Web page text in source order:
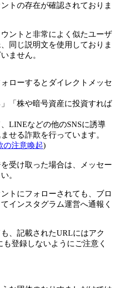
トの存在が確認されておりま
ントと非常によく似たユーザ
同じ説明文を使用しておりま
ません。
ローするとダイレクトメッセ
「株や暗号資産に投資すれば
LINEなどの他のSNSに誘導
せる詐欺を行っています。
の注意喚起)
受け取った場合は、メッセー
。
トにフォローされても、ブロ
インスタグラム運営へ通報く
、記載されたURLにはアク
登録しないようにご注意く